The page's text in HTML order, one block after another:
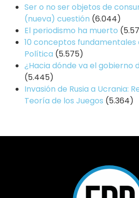
Ser o no ser objetos de
(nueva) cuestión (6.044)
El periodismo ha muerto
10 conceptos fundamentales
Política (5.575)
¿Hacia dónde va el gobierno
(5.445)
Invasión de Rusia a Ucrania:
Teoría de los Juegos (5.364)